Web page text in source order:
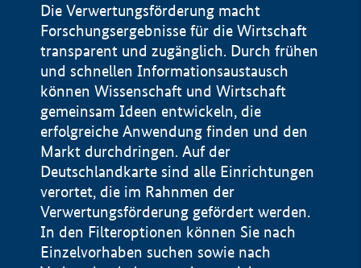
Die Verwertungsförderung macht
Forschungsergebnisse für die Wirtschaft
transparent und zugänglich. Durch frühen
und schnellen Informationsaustausch
können Wissenschaft und Wirtschaft
gemeinsam Ideen entwickeln, die
erfolgreiche Anwendung finden und den
Markt durchdringen. Auf der
Deutschlandkarte sind alle Einrichtungen
verortet, die im Rahnmen der
Verwertungsförderung gefördert werden.
In den Filteroptionen können Sie nach
Einzelvorhaben suchen sowie nach